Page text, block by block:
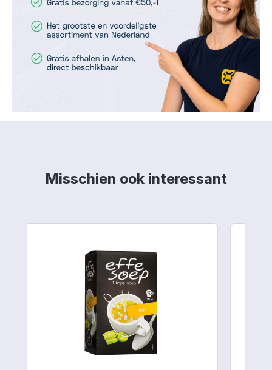
Productgalerij overslaan
Misschien ook interessant